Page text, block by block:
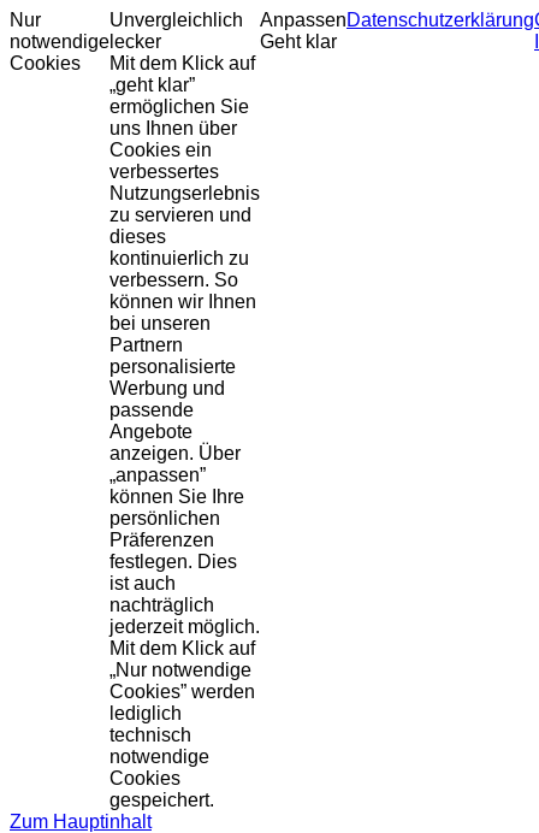
Nur
notwendige
Cookies
Unvergleichlich
lecker
Mit dem Klick auf
„geht klar”
ermöglichen Sie
uns Ihnen über
Cookies ein
verbessertes
Nutzungserlebnis
zu servieren und
dieses
kontinuierlich zu
verbessern. So
können wir Ihnen
bei unseren
Partnern
personalisierte
Werbung und
passende
Angebote
anzeigen. Über
„anpassen”
können Sie Ihre
persönlichen
Präferenzen
festlegen. Dies
ist auch
nachträglich
jederzeit möglich.
Mit dem Klick auf
„Nur notwendige
Cookies” werden
lediglich
technisch
notwendige
Cookies
gespeichert.
Anpassen
Geht klar
Datenschutzerklärung
Zum Hauptinhalt